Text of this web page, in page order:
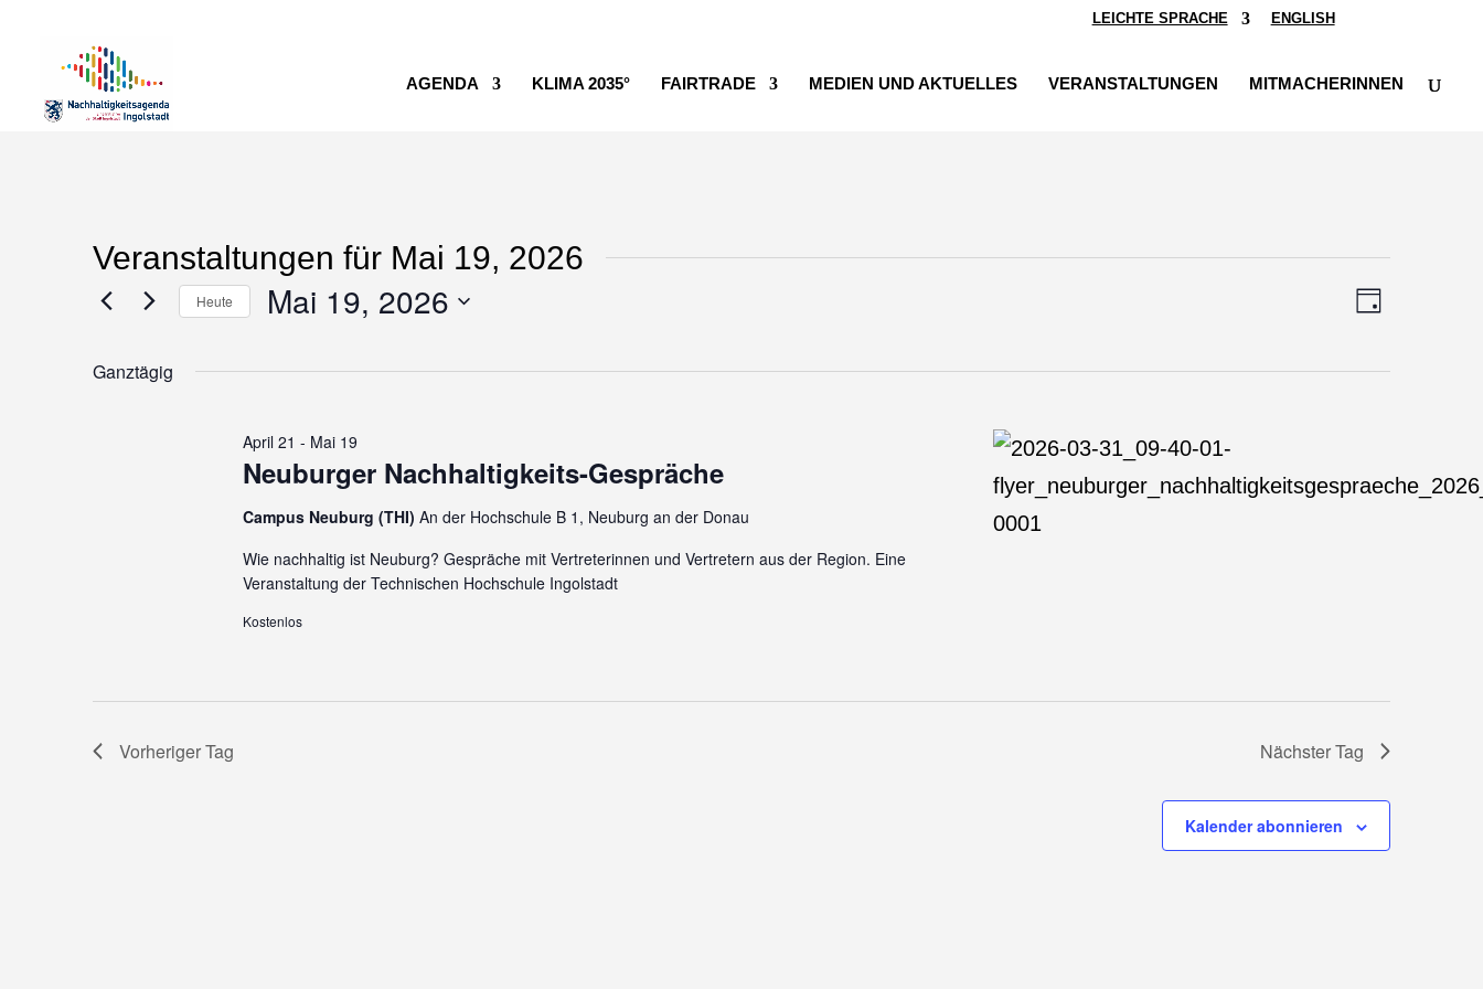
LEICHTE SPRACHE ENGLISH
AGENDA KLIMA 2035° FAIRTRADE MEDIEN UND AKTUELLES VERANSTALTUNGEN MITMACHERINNEN
Veranstaltungen für Mai 19, 2026
Ansichten-
Tag
Heute Mai 19, 2026
wählen.
Ganztägig
Neuburger Nachhaltigkeits-Gespräche
April 21 - Mai 19
Campus Neuburg (THI) An der Hochschule B 1, Neuburg an der Donau
Wie nachhaltig ist Neuburg? Gespräche mit Vertreterinnen und Vertretern aus der Region. Eine
Veranstaltung der Technischen Hochschule Ingolstadt
Kostenlos
Vorheriger Tag Nächster Tag
Kalender abonnieren